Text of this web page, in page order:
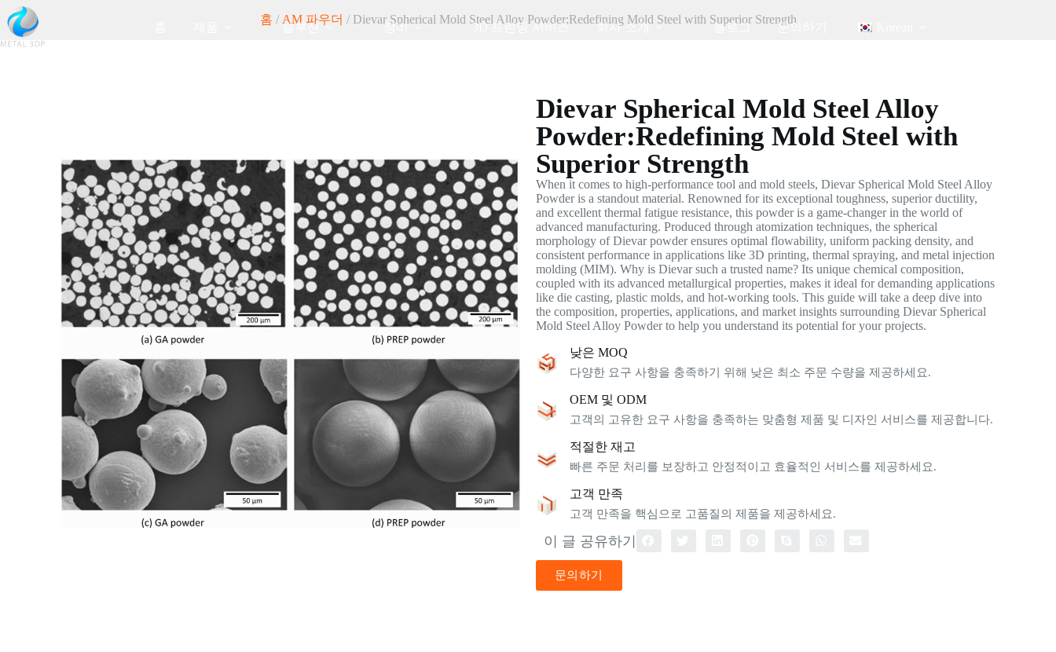
솔루션 장비 3D 프린팅 서비스 회사 소개 블로그 문의하기
홈 / AM 파우더 / Dievar Spherical Mold Steel Alloy Powder:Redefining Mold Steel with Superior Strength
Dievar Spherical Mold Steel Alloy
Powder:Redefining Mold Steel with
Superior Strength
When it comes to high-performance tool and mold steels, Dievar Spherical Mold Steel Alloy
Powder is a standout material. Renowned for its exceptional toughness, superior ductility,
and excellent thermal fatigue resistance, this powder is a game-changer in the world of
advanced manufacturing. Produced through atomization techniques, the spherical
morphology of Dievar powder ensures optimal flowability, uniform packing density, and
consistent performance in applications like 3D printing, thermal spraying, and metal injection
molding (MIM). Why is Dievar such a trusted name? Its unique chemical composition,
coupled with its advanced metallurgical properties, makes it ideal for demanding applications
like die casting, plastic molds, and hot-working tools. This guide will take a deep dive into
the composition, properties, applications, and market insights surrounding Dievar Spherical
Mold Steel Alloy Powder to help you understand its potential for your projects.
낮은 MOQ
다양한 요구 사항을 충족하기 위해 낮은 최소 주문 수량을 제공하세요.
OEM 및 ODM
고객의 고유한 요구 사항을 충족하는 맞춤형 제품 및 디자인 서비스를 제공합니다.
적절한 재고
빠른 주문 처리를 보장하고 안정적이고 효율적인 서비스를 제공하세요.
고객 만족
고객 만족을 핵심으로 고품질의 제품을 제공하세요.
이 글 공유하기
문의하기